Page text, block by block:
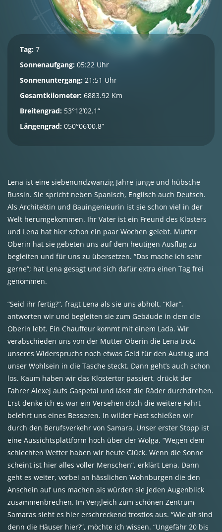
Tag: 7
Sonnenaufgang: 05:22 Uhr
Sonnenuntergang: 21:51 Uhr
Gesamtkilometer: 6883.92 Km
Breitengrad: 53°12’02.1“
Längengrad: 050°06’00.8“
Lena ist eine siebenundzwanzig Jahre junge und hübsche
Russin. Sie spricht neben Spanisch, Englisch auch Deutsch.
Als Architektin und Bauingenieurin ist sie schon viel in der
Welt herumgekommen. Ihr Vater ist ein Freund des Klosters
und Lena hat hier schon ein paar Wochen gelebt. Mutter
Oberin hat sie gebeten uns auf dem heutigen Ausflug zu
begleiten und für uns zu übersetzen. “Das mache ich sehr
gerne”; hat Lena gesagt und sich dafür extra einen Tag frei
genommen.
“Seid ihr fertig?”, fragt Lena als sie uns abholt. “Klar”,
antworten wir und begleiten sie zum Gebäude in dem die
Oberin lebt. Ein Chauffeur kommt mit einem Lada. Wir
verabschieden uns von der Mutter Oberin die Lena trotz
unseres Widerspruchs noch etwas Geld für den Ausflug und
unser Wohlsein in die Tasche steckt. Dann geht’s auch schon
los. Kaum haben wir das Klostertor passiert, drückt der
Fahrer Alexej aufs Gaspetal und lässt die Räder durchdrehen.
Erst denke ich es war ein Versehen doch die weitere Fahrt
belehrt uns eines Besseren. In wilder Hast schießen wir
durch den Berufsverkehr von Samara. Unser erster Stopp ist
eine Aussichtsplattform hoch über der Wolga. “Wegen dem
schlechten Wetter haben wir heute Glück. Wenn die Sonne
scheint ist hier alles voller Menschen”, erklärt Lena. Dann
geht es weiter, vorbei an hässlichen Wohnburgen die den
Anschein auf uns machen als würden sie jeden Augenblick
zusammenbrechen. Im Vergleich zum schönen Zentrum
Samaras sieht es hier erschreckend trostlos aus. “Wie alt sind
denn die Häuser hier?”, möchte ich wissen. “Ungefähr 20 bis